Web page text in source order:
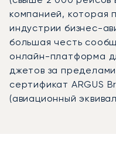
компанией, которая
индустрии бизнес-
большая честь
онлайн-платформа
джетов за
сертификат ARGUS
(авиационный